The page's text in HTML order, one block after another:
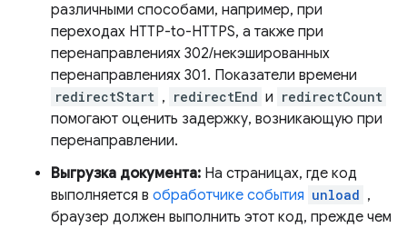
различными способами, например, при
переходах HTTP-to-HTTPS, а также при
перенаправлениях 302/некэшированных
перенаправлениях 301. Показатели времени
redirectStart , redirectEnd и redirectCount
помогают оценить задержку, возникающую при
перенаправлении.
Выгрузка документа: На страницах, где код
выполняется в обработчике события unload ,
браузер должен выполнить этот код, прежде чем